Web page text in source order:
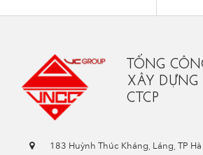
TỔNG
XÂY
CTCP
183 Huỳnh Thúc Kháng, Láng, TP